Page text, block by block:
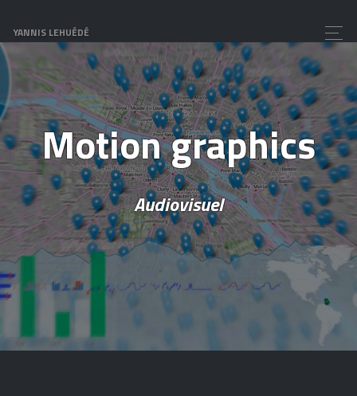
YANNIS LEHUÉDÉ
Motion graphics
Audiovisuel